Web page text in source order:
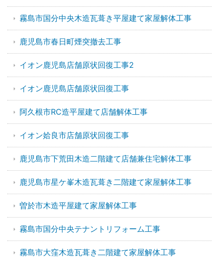
霧島市国分中央木造瓦葺き平屋建て家屋解体工事
鹿児島市春日町煙突撤去工事
イオン鹿児島店舗原状回復工事2
イオン鹿児島店舗原状回復工事
阿久根市RC造平屋建て店舗解体工事
イオン姶良市店舗原状回復工事
鹿児島市下荒田木造二階建て店舗兼住宅解体工事
鹿児島市星ケ峯木造瓦葺き二階建て家屋解体工事
曽於市木造平屋建て家屋解体工事
霧島市国分中央テナントリフォーム工事
霧島市大窪木造瓦葺き二階建て家屋解体工事